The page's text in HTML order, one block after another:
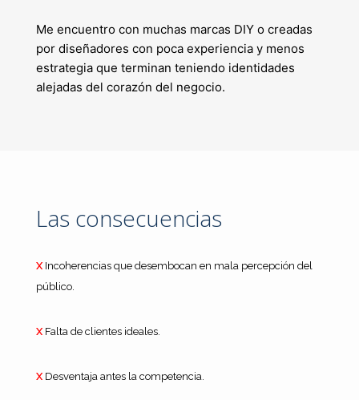
Me encuentro con muchas marcas DIY o creadas
por diseñadores con poca experiencia y menos
estrategia que terminan teniendo identidades
alejadas del corazón del negocio.
Las consecuencias
XIncoherencias que desembocan en mala percepción del
público.
X Falta de clientes ideales.
X Desventaja antes la competencia.